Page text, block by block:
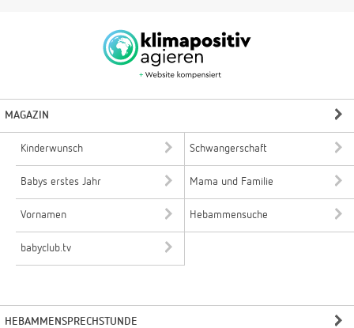
MAGAZIN
Kinderwunsch Schwangerschaft
Babys erstes Jahr Mama und Familie
Vornamen Hebammensuche
babyclub.tv
HEBAMMENSPRECHSTUNDE